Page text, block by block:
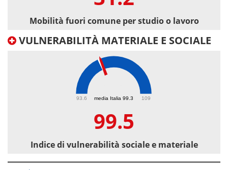
Mobilità fuori comune per studio o lavoro
VULNERABILITÀ MATERIALE E SOCIALE
media Italia 99.3
93.6 109
99.5
Indice di vulnerabilità sociale e materiale